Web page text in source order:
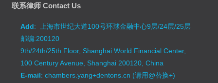
联系律师 Contact Us
Add: 上海市世纪大道100号环球金融中心9层/24层/25层
邮编:200120
9th/24th/25th Floor, Shanghai World Financial Center,
100 Century Avenue, Shanghai 200120, China
E-mail: chambers.yang+dentons.cn (请用@替换+)